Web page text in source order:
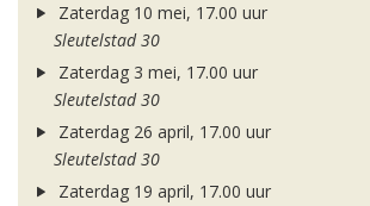
Zaterdag 10 mei, 17.00 uur
Sleutelstad 30
Zaterdag 3 mei, 17.00 uur
Sleutelstad 30
Zaterdag 26 april, 17.00 uur
Sleutelstad 30
Zaterdag 19 april, 17.00 uur